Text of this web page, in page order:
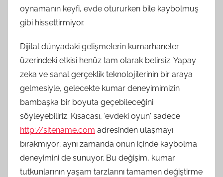
oynamanın keyfi, evde otururken bile kaybolmuş
gibi hissettirmiyor.
Dijital dünyadaki gelişmelerin kumarhaneler
üzerindeki etkisi henüz tam olarak belirsiz. Yapay
zeka ve sanal gerçeklik teknolojilerinin bir araya
gelmesiyle, gelecekte kumar deneyimimizin
bambaşka bir boyuta geçebileceğini
söyleyebiliriz. Kısacası, 'evdeki oyun' sadece
http://sitename.com adresinden ulaşmayı
bırakmıyor; aynı zamanda onun içinde kaybolma
deneyimini de sunuyor. Bu değişim, kumar
tutkunlarının yaşam tarzlarını tamamen değiştirme